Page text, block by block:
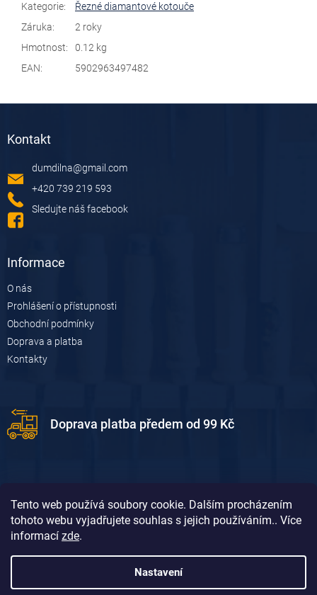
Tento web používá soubory cookie. Dalším procházením
tohoto webu vyjadřujete souhlas s jejich používáním.. Více
informací zde.
Nastavení
Kategorie:
Řezné diamantové kotouče
Záruka:
2 roky
Hmotnost:
0.12 kg
EAN: 5902963497482
Kontakt
dumdilna@gmail.com
+420 739 219 593
Sledujte náš facebook
Informace
O nás
Prohlášení o přístupnosti
Obchodní podmínky
Doprava a platba
Kontakty
Doprava platba předem od 99 Kč
Doprava platba dobírkou od 119 Kč